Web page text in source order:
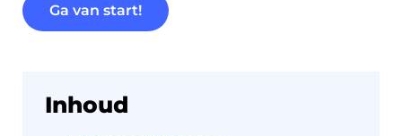
Ontdek
Ga van start!
Inhoud